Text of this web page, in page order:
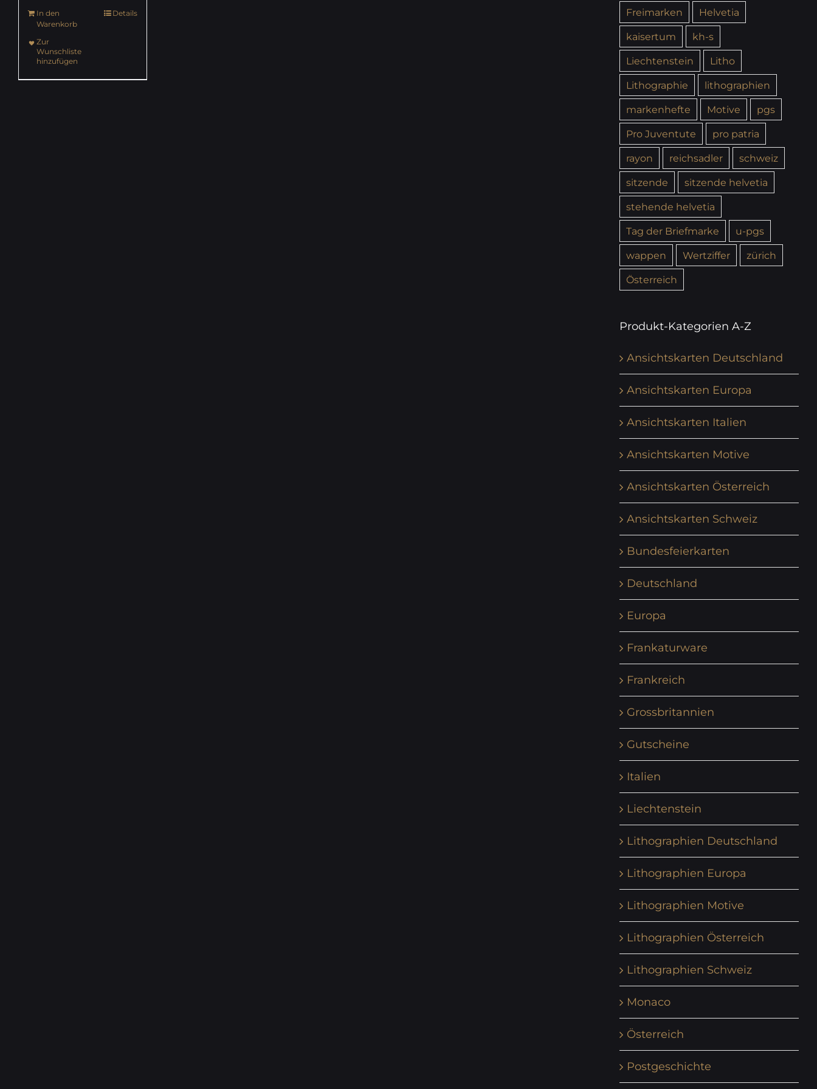
In den
Warenkorb
Details
Zur
Wunschliste
hinzufügen
Freimarken
Helvetia
kaisertum
kh-s
Liechtenstein
Litho
Lithographie
lithographien
markenhefte
Motive
pgs
Pro Juventute
pro patria
rayon
reichsadler
schweiz
sitzende
sitzende helvetia
stehende helvetia
Tag der Briefmarke
u-pgs
wappen
Wertziffer
zürich
Österreich
Produkt-Kategorien A-Z
Ansichtskarten Deutschland
Ansichtskarten Europa
Ansichtskarten Italien
Ansichtskarten Motive
Ansichtskarten Österreich
Ansichtskarten Schweiz
Bundesfeierkarten
Deutschland
Europa
Frankaturware
Frankreich
Grossbritannien
Gutscheine
Italien
Liechtenstein
Lithographien Deutschland
Lithographien Europa
Lithographien Motive
Lithographien Österreich
Lithographien Schweiz
Monaco
Österreich
Postgeschichte